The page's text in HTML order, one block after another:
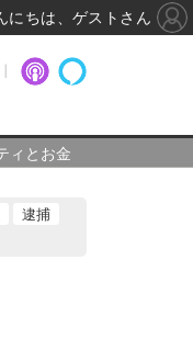
ィとお金
逮捕
にちは、ゲストさん